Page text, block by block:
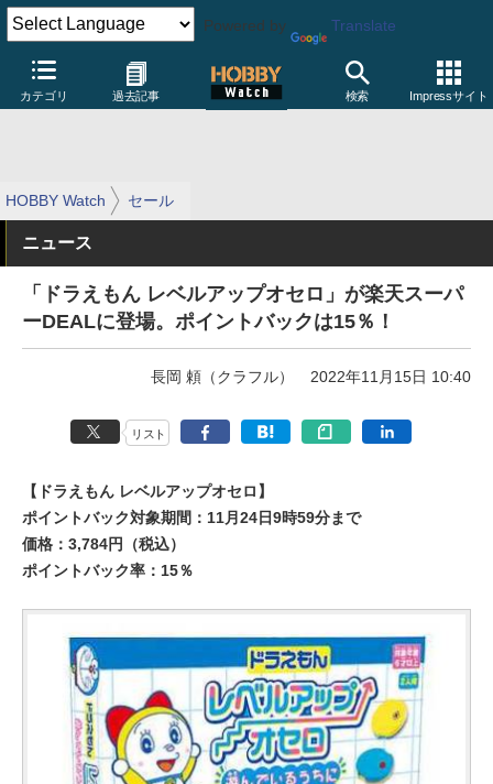
Powered by Translate
カテゴリ 過去記事 検索 Impressサイト
HOBBY Watch セール
ニュース
「ドラえもん レベルアップオセロ」が楽天スーパ
ーDEALに登場。ポイントバックは15％！
長岡 頼（クラフル） 2022年11月15日 10:40
リスト
【ドラえもん レベルアップオセロ】
ポイントバック対象期間：11月24日9時59分まで
価格：3,784円（税込）
ポイントバック率：15％